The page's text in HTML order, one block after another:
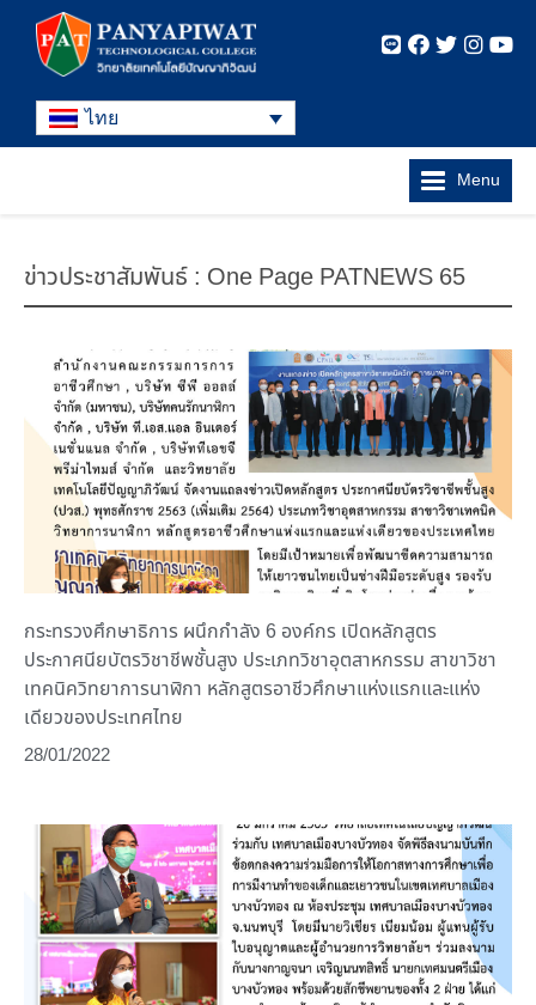
ไทย
Menu
ข่าวประชาสัมพันธ์ : One Page PATNEWS 65
กระทรวงศึกษาธิการ ผนึกกำลัง 6 องค์กร เปิดหลักสูตร
ประกาศนียบัตรวิชาชีพชั้นสูง ประเภทวิชาอุตสาหกรรม สาขาวิชา
เทคนิควิทยาการนาฬิกา หลักสูตรอาชีวศึกษาแห่งแรกและแห่ง
เดียวของประเทศไทย
28/01/2022